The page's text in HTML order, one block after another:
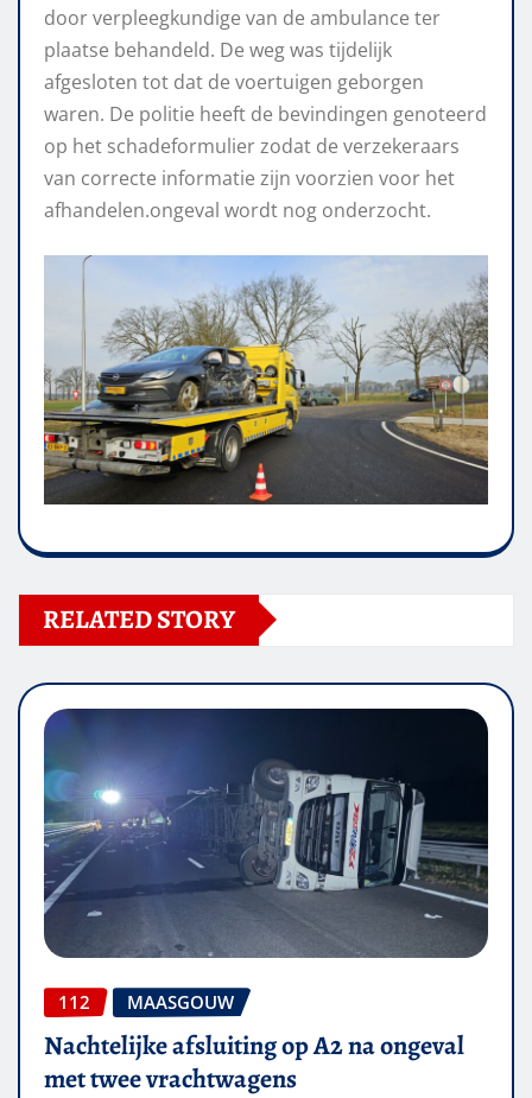
door verpleegkundige van de ambulance ter
plaatse behandeld. De weg was tijdelijk
afgesloten tot dat de voertuigen geborgen
waren. De politie heeft de bevindingen genoteerd
op het schadeformulier zodat de verzekeraars
van correcte informatie zijn voorzien voor het
afhandelen.ongeval wordt nog onderzocht.
RELATED STORY
112 MAASGOUW
Nachtelijke afsluiting op A2 na ongeval
met twee vrachtwagens